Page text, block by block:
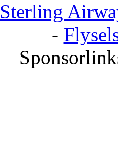
Sterling
-